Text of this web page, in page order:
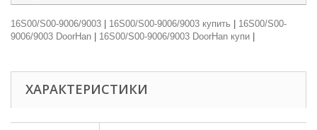
16S00/S00-9006/9003 16S00/S00-9006/9003 купить
16S00/S00-
9006/9003 DoorHan
16S00/S00-9006/9003 DoorHan купи
ХАРАКТЕРИСТИКИ